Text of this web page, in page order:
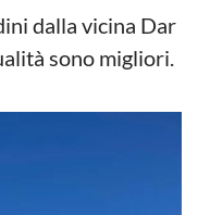
dalla vicina Dar
sono migliori.